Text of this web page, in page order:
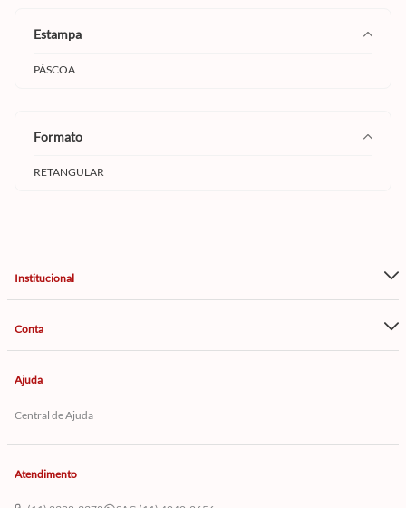
estampa
PÁSCOA
formato
RETANGULAR
Institucional
Conta
Ajuda
Central de Ajuda
Atendimento